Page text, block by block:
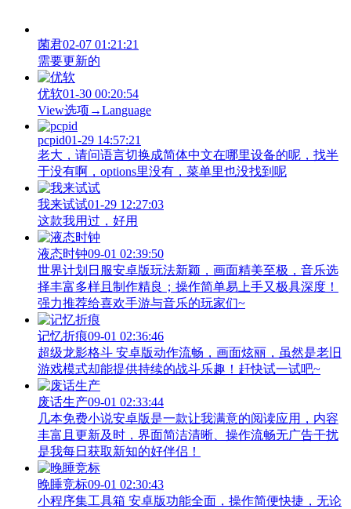
菌君02-07 01:21:21
需要更新的
优软01-30 00:20:54
View‌选项→Language
pcpid01-29 14:57:21
老大，请问语言切换成简体中文在哪里设备的呢，找半
于没有啊，options里没有，菜单里也没找到呢
我来试试01-29 12:27:03
这款我用过，好用
液态时钟09-01 02:39:50
世界计划日服安卓版玩法新颖，画面精美至极，音乐选
择丰富多样且制作精良；操作简单易上手又极具深度！
强力推荐给喜欢手游与音乐的玩家们~
记忆折痕09-01 02:36:46
超级龙影格斗 安卓版动作流畅，画面炫丽，虽然是老旧
游戏模式却能提供持续的战斗乐趣！赶快试一试吧~
废话生产09-01 02:33:44
几本免费小说安卓版是一款让我满意的阅读应用，内容
丰富且更新及时，界面简洁清晰、操作流畅无广告干扰
是我每日获取新知的好伴侣！
晚睡竞标09-01 02:30:43
小程序集工具箱 安卓版功能全面，操作简便快捷，无论